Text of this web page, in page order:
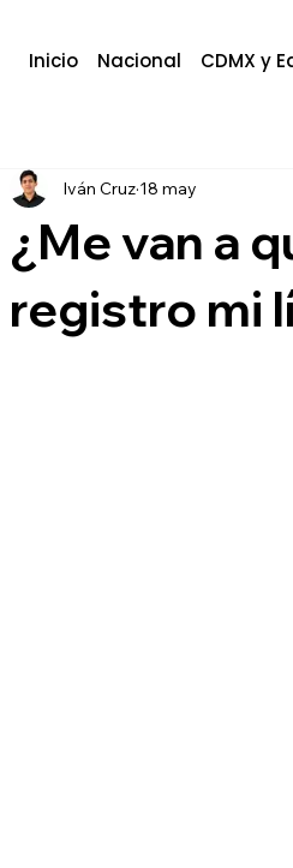
Inicio Nacional CDMX y
¿Me van a
registro mi
Iván Cruz 18 may